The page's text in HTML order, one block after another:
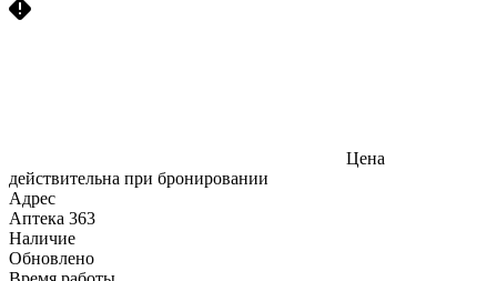
Цена
действительна при бронировании
Адрес
Аптека 363
Наличие
Обновлено